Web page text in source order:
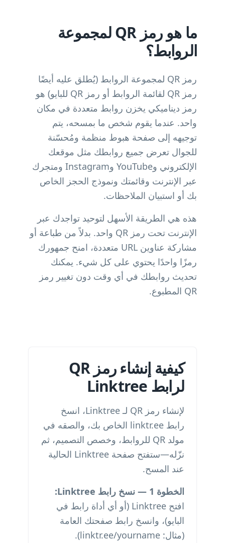
ما هو رمز QR لمجموعة
الروابط؟
رمز QR لمجموعة الروابط (يُطلق عليه أيضًا
رمز QR لقائمة الروابط أو رمز QR للبايو) هو
رمز ديناميكي يخزن روابط متعددة في مكان
واحد. عندما يقوم شخص ما بمسحه، يتم
توجيهه إلى صفحة هبوط منظمة ومُحسّنة
للجوال تعرض جميع روابطك مثل موقعك
الإلكتروني وYouTube وInstagram ومتجرك
عبر الإنترنت وقائمتك ونموذج الحجز الخاص
بك أو استبيان الملاحظات.
هذه هي الطريقة الأسهل لتوحيد تواجدك عبر
الإنترنت تحت رمز QR واحد. بدلاً من طباعة أو
مشاركة عناوين URL متعددة، امنح جمهورك
رمزًا واحدًا يحتوي على كل شيء. يمكنك
تحديث روابطك في أي وقت دون تغيير رمز
QR المطبوع.
كيفية إنشاء رمز QR
لرابط Linktree
لإنشاء رمز QR لـ Linktree، انسخ
رابط linktr.ee الخاص بك، والصقه في
مولد QR للروابط، وخصص التصميم، ثم
نزّله—ستفتح صفحة Linktree الحالية
عند المسح.
الخطوة 1 — نسخ رابط Linktree:
افتح Linktree (أو أي أداة رابط في
البايو)، وانسخ رابط صفحتك العامة
(مثال: linktr.ee/yourname).